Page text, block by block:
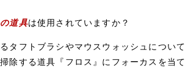
道具は使用されていますか？
タフトブラシやマウスウォッシュについて
除する道具『フロス』にフォーカスを当て